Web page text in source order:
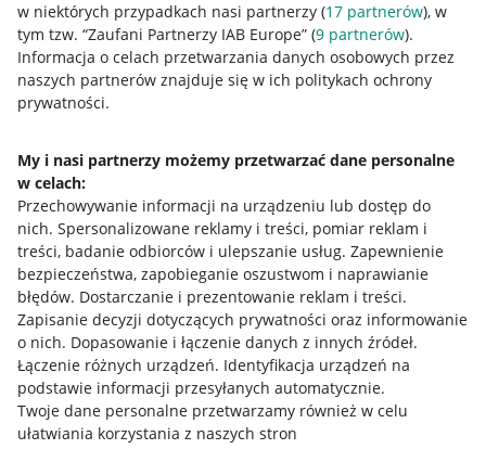
w niektórych przypadkach nasi partnerzy (17 partnerów), w
tym tzw. “Zaufani Partnerzy IAB Europe” (9 partnerów).
Informacja o celach przetwarzania danych osobowych przez
naszych partnerów znajduje się w ich politykach ochrony
prywatności.
My i nasi partnerzy możemy przetwarzać dane personalne
w celach:
Przechowywanie informacji na urządzeniu lub dostęp do
nich. Spersonalizowane reklamy i treści, pomiar reklam i
treści, badanie odbiorców i ulepszanie usług. Zapewnienie
bezpieczeństwa, zapobieganie oszustwom i naprawianie
błędów. Dostarczanie i prezentowanie reklam i treści.
Zapisanie decyzji dotyczących prywatności oraz informowanie
o nich. Dopasowanie i łączenie danych z innych źródeł.
Łączenie różnych urządzeń. Identyfikacja urządzeń na
podstawie informacji przesyłanych automatycznie.
Twoje dane personalne przetwarzamy również w celu
ułatwiania korzystania z naszych stron
Przydatne informacje
Jak to działa
Allegro Gadane dla sprzedających
Allegro Gadane dla kupujących
Mapa miejscowości
Informacje prawne
Regulamin
Polityka plików "cookies"
Ustawienia plików "cookies"